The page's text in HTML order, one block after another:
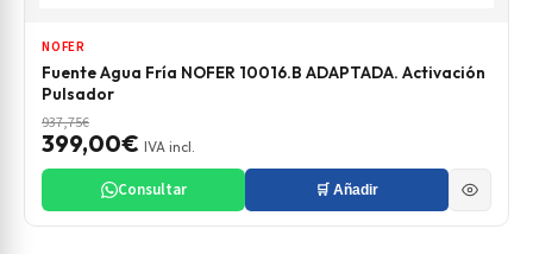
NOFER
Fuente Agua Fría NOFER 10016.B ADAPTADA. Activación
Pulsador
937,75€
399,00€ IVA incl.
Consultar 🛒 Añadir